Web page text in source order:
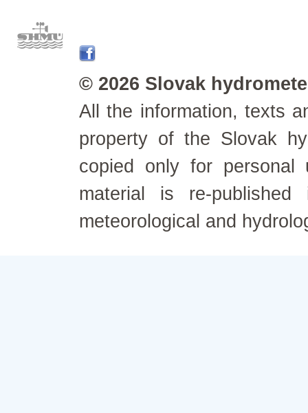
© 2026 Slovak
All the information, texts
property of the Slovak
copied only for personal
material is re-
meteorological and